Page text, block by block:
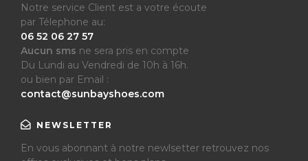
Notre service Client est a votre écoute
par Télephone au:
06 52 06 27 57
Aucun sms ne sera pris en compte
Du Lundi au Vendredi de 10h à 16h.
ou bien par Email :
contact@sunbayshoes.com
NEWSLETTER
En vous abonnant à notre newlsetter retrouvez nos